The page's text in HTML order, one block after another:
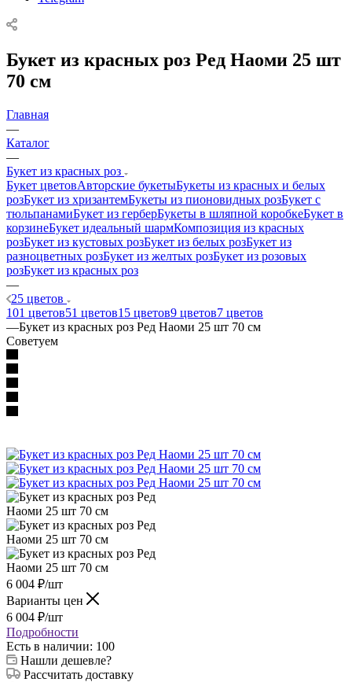
Букет из красных роз Ред Наоми 25 шт
70 см
Главная
—
Каталог
—
Букет из красных роз
Букет цветовАвторские букетыБукеты из красных и белых
розБукет из хризантемБукеты из пионовидных розБукет с
тюльпанамиБукет из герберБукеты в шляпной коробкеБукет в
корзинеБукет идеальный шармКомпозиция из красных
розБукет из кустовых розБукет из белых розБукет из
разноцветных розБукет из желтых розБукет из розовых
розБукет из красных роз
—
25 цветов
101 цветов51 цветов15 цветов9 цветов7 цветов
—Букет из красных роз Ред Наоми 25 шт 70 см
Советуем
6 004 ₽/шт
Варианты цен
6 004 ₽/шт
Подробности
Есть в наличии: 100
Нашли дешевле?
Рассчитать доставку